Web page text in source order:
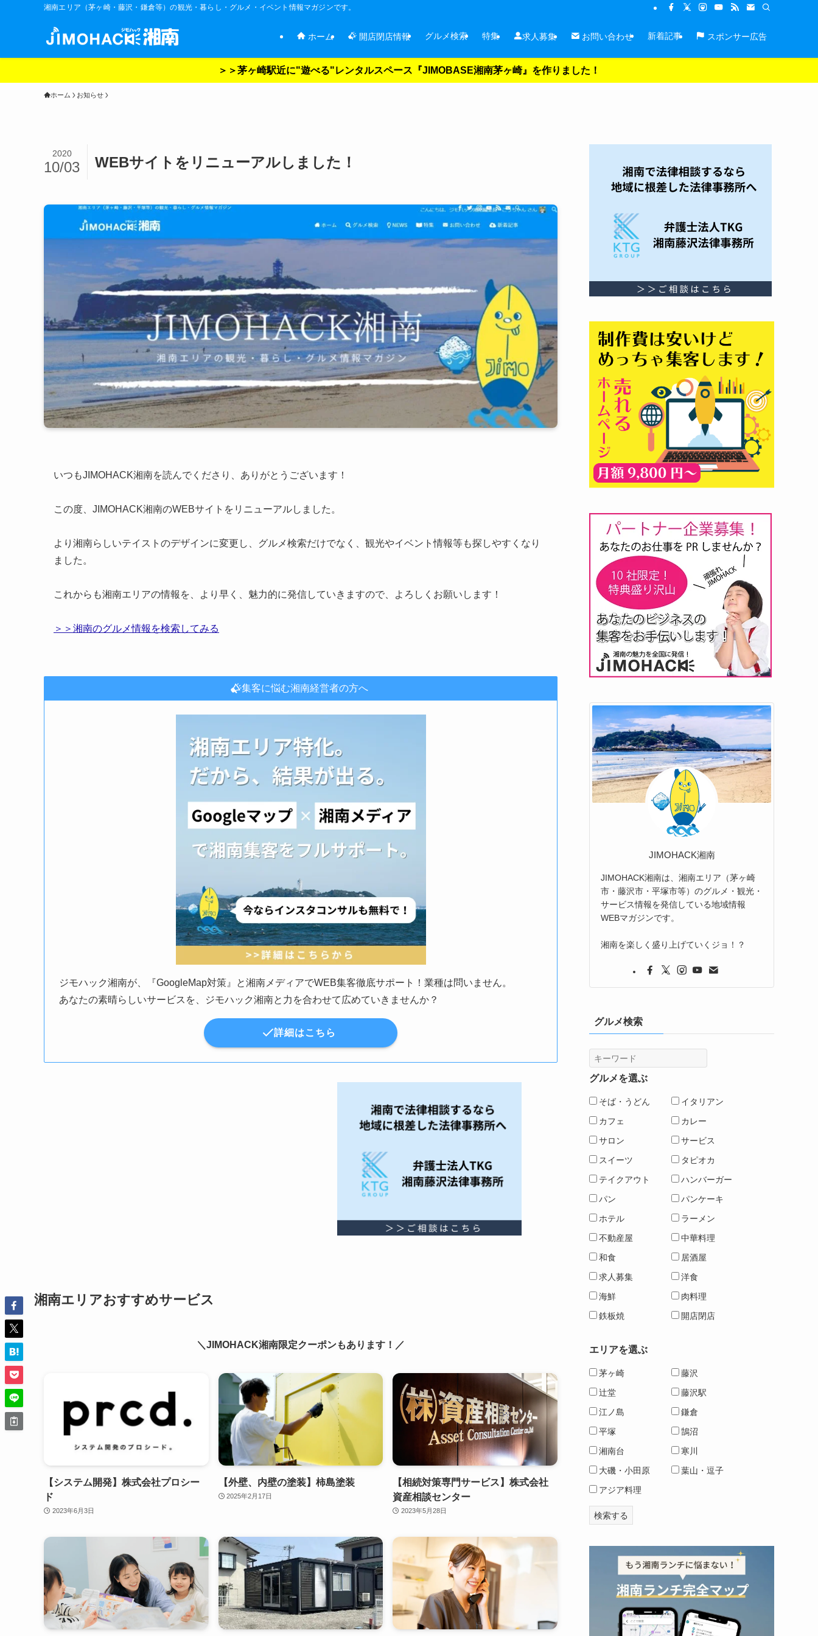
湘南エリア（茅ヶ崎・藤沢・鎌倉等）の観光・暮らし・グルメ・イベント情報マガジンです。
ホーム 開店閉店情報 グルメ検索 特集 求人募集 お問い合わせ 新着記事 スポンサー広告
＞＞茅ヶ崎駅近に"遊べる"レンタルスペース『JIMOBASE湘南茅ヶ崎』を作りました！
ホーム お知らせ
WEBサイトをリニューアルしました！
2020
10/03
いつもJIMOHACK湘南を読んでくださり、ありがとうございます！
この度、JIMOHACK湘南のWEBサイトをリニューアルしました。
より湘南らしいテイストのデザインに変更し、グルメ検索だけでなく、観光やイベント情報等も探しやすくなり
ました。
これからも湘南エリアの情報を、より早く、魅力的に発信していきますので、よろしくお願いします！
＞＞湘南のグルメ情報を検索してみる
集客に悩む湘南経営者の方へ
ジモハック湘南が、『GoogleMap対策』と湘南メディアでWEB集客徹底サポート！業種は問いません。
あなたの素晴らしいサービスを、ジモハック湘南と力を合わせて広めていきませんか？
詳細はこちら
湘南エリアおすすめサービス
＼JIMOHACK湘南限定クーポンもあります！／
【システム開発】株式会社プロシー
ド
2023年6月3日
【外壁、内壁の塗装】柿島塗装
2025年2月17日
【相続対策専門サービス】株式会社
資産相談センター
2023年5月28日
JIMOHACK湘南
JIMOHACK湘南は、湘南エリア（茅ヶ崎
市・藤沢市・平塚市等）のグルメ・観光・
サービス情報を発信している地域情報
WEBマガジンです。
湘南を楽しく盛り上げていくジョ！？
グルメ検索
グルメを選ぶ
そば・うどん
イタリアン
カフェ
カレー
サロン
サービス
スイーツ
タピオカ
テイクアウト
ハンバーガー
パン
パンケーキ
ホテル
ラーメン
不動産屋
中華料理
和食
居酒屋
求人募集
洋食
海鮮
肉料理
鉄板焼
開店閉店
エリアを選ぶ
茅ヶ崎
藤沢
辻堂
藤沢駅
江ノ島
鎌倉
平塚
鵠沼
湘南台
寒川
大磯・小田原
葉山・逗子
アジア料理